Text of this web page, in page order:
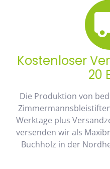
Kostenloser
20
Die Produktion von
Werktage plus
versenden wir als
Buchholz in der